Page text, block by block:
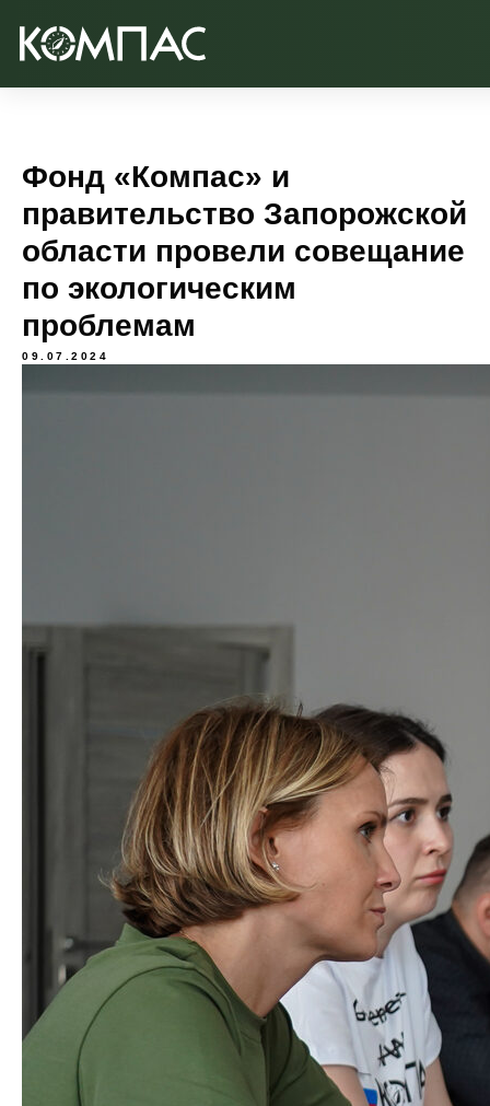
Фонд «Компас» и
правительство Запорожской
области провели совещание
по экологическим
проблемам
09.07.2024